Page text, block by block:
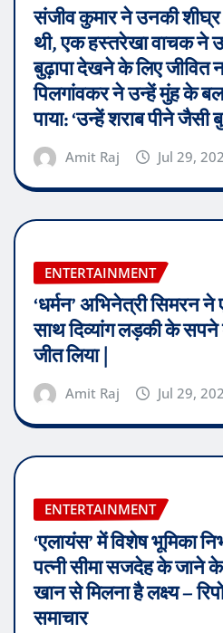
संजीव कुमार ने उनकी शीघ्र
थी, एक हस्तरेखा वाचक ने
बुढ़ापा देखने के लिए जीवित
पिलगांवकर ने उन्हें मुंह के
पाया: ‘उन्हें शराब पीने जैसी
Amit Raj Jul 29,
ENTERTAINMENT
‘धर्मन’ अभिनेत्री सिमरन
साथ दिव्यांग लड़की के
जीत लिया |
Amit Raj Jul 29,
ENTERTAINMENT
‘एलायंस’ में विशेष भूमिका
पत्नी सीमा सजदेह के जाने
खान से मिलना है लक्ष्य –
समाचार